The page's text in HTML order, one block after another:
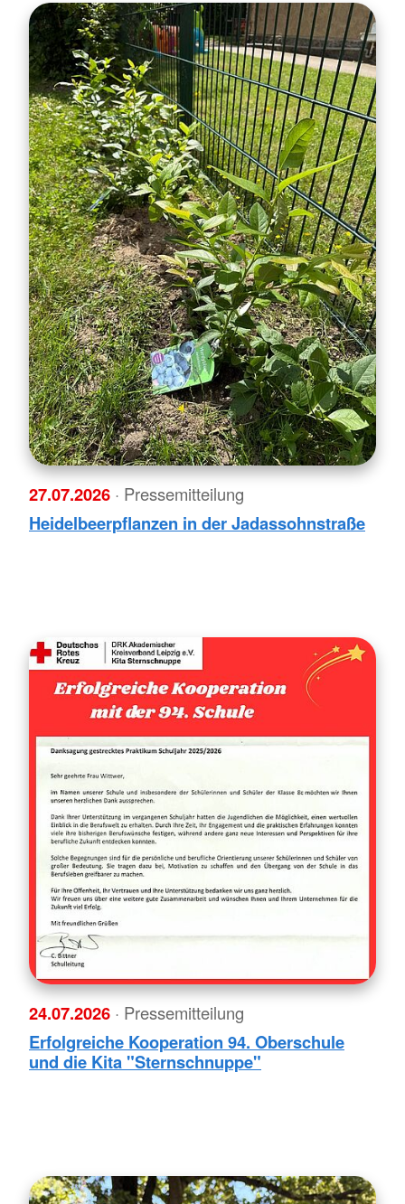
27.07.2026 · Pressemitteilung
Heidelbeerpflanzen in der Jadassohnstraße
24.07.2026 · Pressemitteilung
Erfolgreiche Kooperation 94. Oberschule
und die Kita "Sternschnuppe"